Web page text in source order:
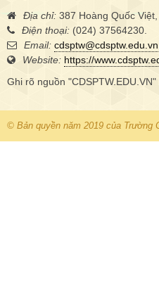
Địa chỉ: 387 Hoàng Quốc
Điện thoại: (024) 37564230.
Email: cdsptw@cdsptw.edu.vn
Website: https://
Ghi rõ nguồn
© Bản quyền năm 2019 của Trường